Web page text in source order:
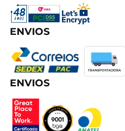
ENVIOS
ENVIOS